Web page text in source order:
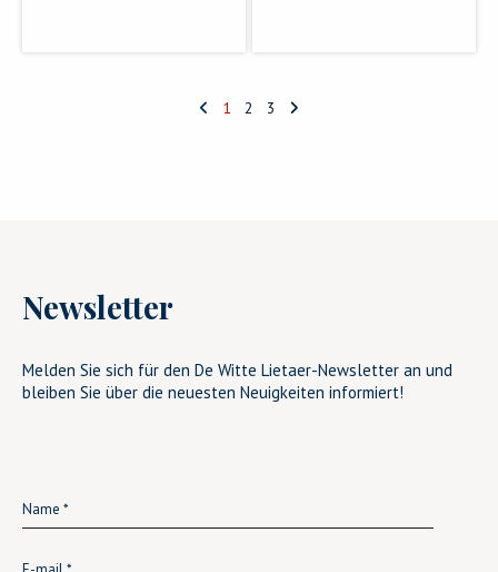
1 2 3
Newsletter
Melden Sie sich für den De Witte Lietaer-Newsletter an und
bleiben Sie über die neuesten Neuigkeiten informiert!